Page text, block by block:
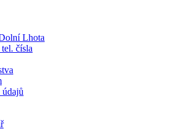
Lhota
čísla
údajů